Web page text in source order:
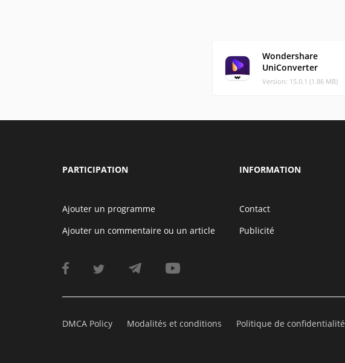
Wondershare
UniConverter
Version: 15.0.1 (1.86 MB)
PARTICIPATION
Ajouter un programme
Ajouter un commentaire ou un article
INFORMATION
Contact
Publicité
DMCA Policy Modalités et conditions
Politique de confidentialité